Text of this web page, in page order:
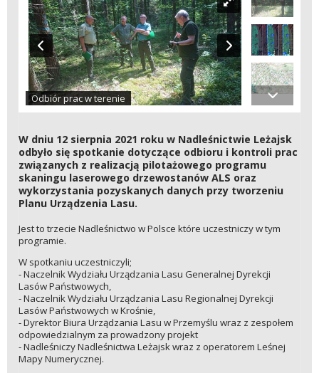
Odbiór prac w terenie
W dniu 12 sierpnia 2021 roku w Nadleśnictwie Leżajsk
odbyło się spotkanie dotyczące odbioru i kontroli prac
związanych z realizacją pilotażowego programu
skaningu laserowego drzewostanów ALS oraz
wykorzystania pozyskanych danych przy tworzeniu
Planu Urządzenia Lasu.
Jest to trzecie Nadleśnictwo w Polsce które uczestniczy w tym
programie.
W spotkaniu uczestniczyli;
- Naczelnik Wydziału Urządzania Lasu Generalnej Dyrekcji
Lasów Państwowych,
- Naczelnik Wydziału Urządzania Lasu Regionalnej Dyrekcji
Lasów Państwowych w Krośnie,
- Dyrektor Biura Urządzania Lasu w Przemyślu wraz z zespołem
odpowiedzialnym za prowadzony projekt
- Nadleśniczy Nadleśnictwa Leżajsk wraz z operatorem Leśnej
Mapy Numerycznej.